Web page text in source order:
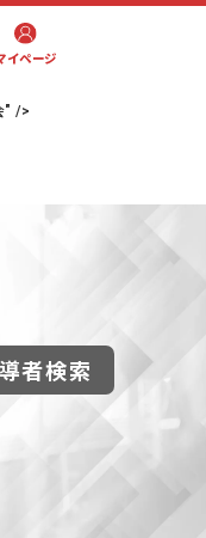
" />
イページ
者検索